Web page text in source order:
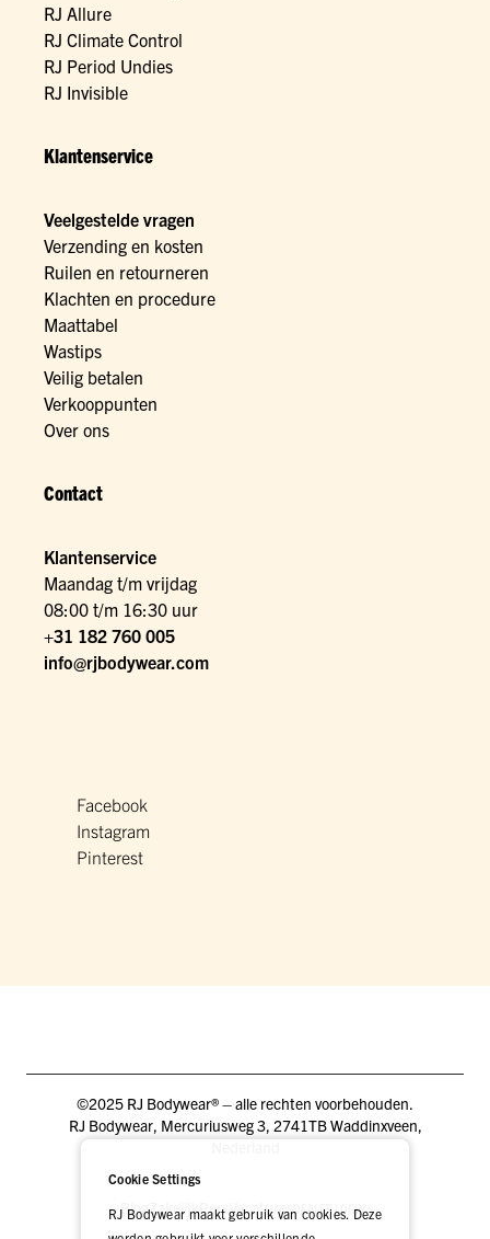
RJ Allure
RJ Climate Control
RJ Period Undies
RJ Invisible
Klantenservice
Veelgestelde vragen
Verzending en kosten
Ruilen en retourneren
Klachten en procedure
Maattabel
Wastips
Veilig betalen
Verkooppunten
Over ons
Contact
Klantenservice
Maandag t/m vrijdag
08:00 t/m 16:30 uur
+31 182 760 005
info@rjbodywear.com
Facebook
Instagram
Pinterest
©2025 RJ Bodywear® – alle rechten voorbehouden.
RJ Bodywear, Mercuriusweg 3, 2741TB Waddinxveen,
BlogZakelijkPers VacaturesDEALER LOGIN
Cookie Settings
RJ Bodywear maakt gebruik van cookies. Deze